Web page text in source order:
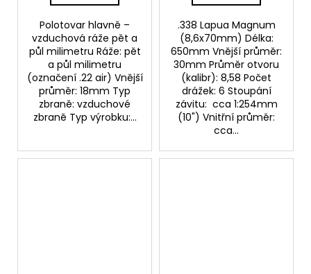
Polotovar hlavně –
vzduchová ráže pět a
půl milimetru Ráže: pět
a půl milimetru
(označení .22 air) Vnější
průměr: 18mm Typ
zbraně: vzduchové
zbraně Typ výrobku:...
.338 Lapua Magnum
(8,6x70mm) Délka:
650mm Vnější průměr:
30mm Průměr otvoru
(kalibr): 8,58 Počet
drážek: 6 Stoupání
závitu: cca 1:254mm
(10") Vnitřní průměr:
cca...